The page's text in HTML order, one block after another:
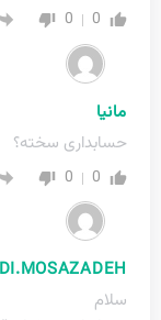
0
0
مانیا
حسابداری سخته؟
0
0
سلام